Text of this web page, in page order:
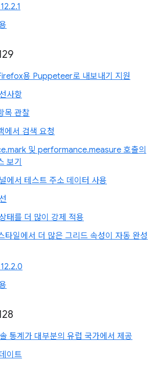
용 Puppeteer로 내보내기 지원
사항
목 관찰
에서 검색 요청
및 performance.measure 호출의
보기
에서 테스트 주소 데이터 사용
태를 더 많이 강제 적용
타일에서 더 많은 그리드 속성이 자동 완성
통계가 대부분의 유럽 국가에서 제공
이트